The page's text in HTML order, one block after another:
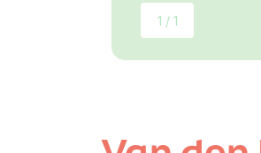
1 / 1